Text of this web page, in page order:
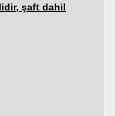
şaft dahil